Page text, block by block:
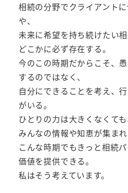
相続の分野でクライアント
や、
未来に希望を持ち続けたい
どこかに必ず存在する。
今のこの時期だからこそ、
するのではなく、
自分にできることを考え、
がいる。
ひとりの力は大きくなくても
みんなの情報や知恵が集まれ
こんな時期でもきっと相続
価値を提供できる。
私はそう考えています。